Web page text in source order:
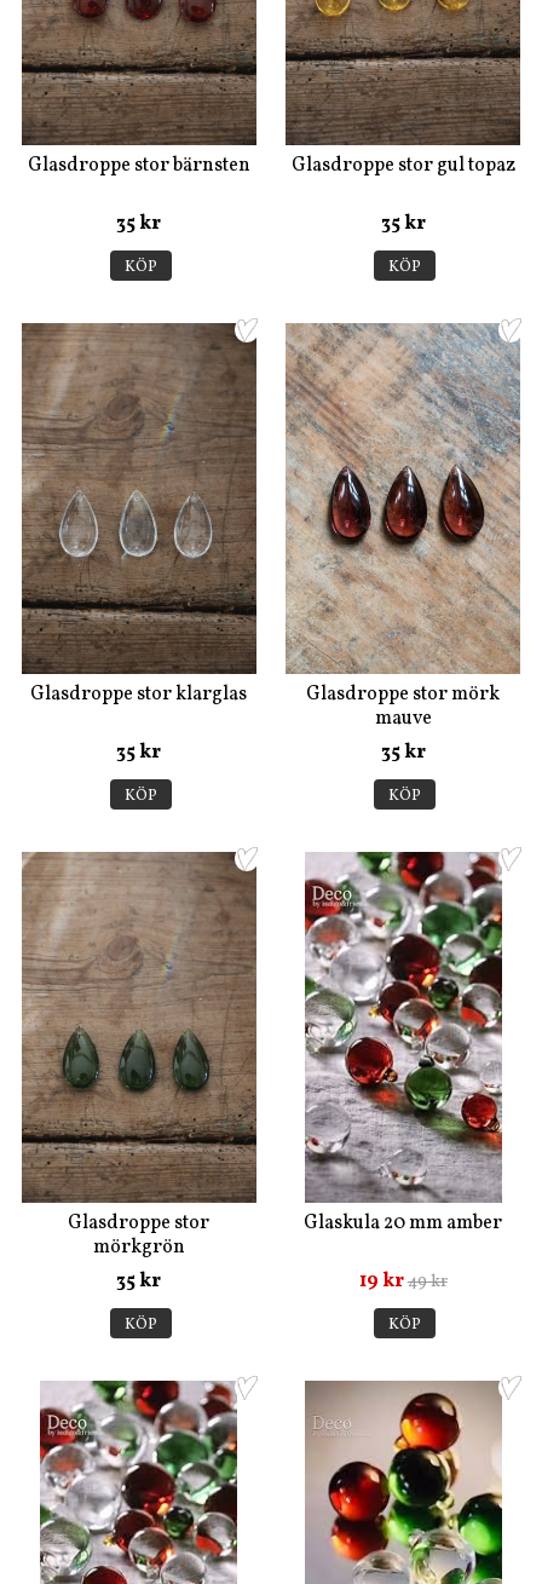
Glasdroppe stor bärnsten
35 kr
KÖP
Glasdroppe stor gul topaz
35 kr
KÖP
Glasdroppe stor klarglas
35 kr
KÖP
Glasdroppe stor mörk
mauve
35 kr
KÖP
Glasdroppe stor
mörkgrön
35 kr
KÖP
Glaskula 20 mm amber
19 kr49 kr
KÖP